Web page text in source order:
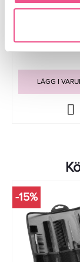
Aluminium
1
LÄGG I
-15%